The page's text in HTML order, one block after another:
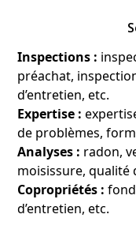
Inspections :
préachat,
d’entretien, etc.
Expertise :
de problèmes,
Analyses : radon,
moisissure, qualité
Copropriétés :
d’entretien, etc.